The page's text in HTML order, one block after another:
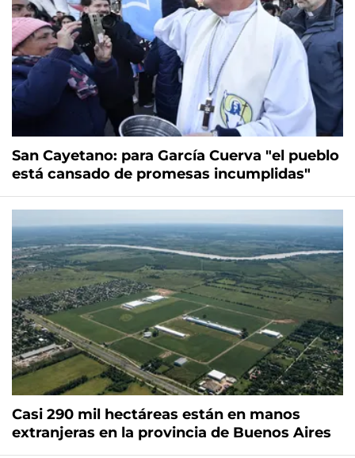
San Cayetano: para García Cuerva "el pueblo
está cansado de promesas incumplidas"
Casi 290 mil hectáreas están en manos
extranjeras en la provincia de Buenos Aires